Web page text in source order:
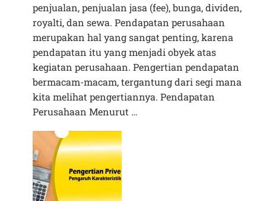
penjualan, penjualan jasa (fee), bunga, dividen,
royalti, dan sewa. Pendapatan perusahaan
merupakan hal yang sangat penting, karena
pendapatan itu yang menjadi obyek atas
kegiatan perusahaan. Pengertian pendapatan
bermacam-macam, tergantung dari segi mana
kita melihat pengertiannya. Pendapatan
Perusahaan Menurut …